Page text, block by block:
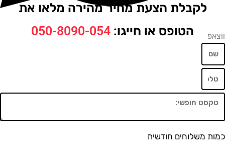
לקבלת הצעת מחיר מהירה מלאו את
הטופס או חייגו:050-8090-054
חודשית